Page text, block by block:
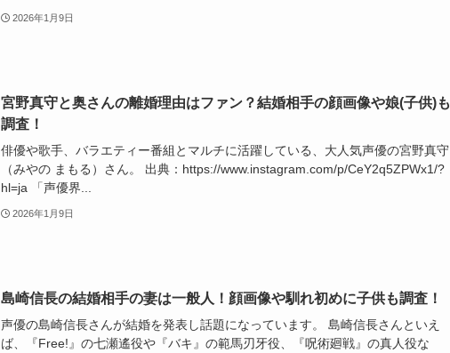
2026年1月9日
宮野真守と奥さんの離婚理由はファン？結婚相手の顔画像や娘(子供)も
調査！
俳優や歌手、バラエティー番組とマルチに活躍している、大人気声優の宮野真守
（みやの まもる）さん。 出典：https://www.instagram.com/p/CeY2q5ZPWx1/?
hl=ja 「声優界...
2026年1月9日
島崎信長の結婚相手の妻は一般人！顔画像や馴れ初めに子供も調査！
声優の島崎信長さんが結婚を発表し話題になっています。 島崎信長さんといえ
ば、『Free!』の七瀬遙役や『バキ』の範馬刃牙役、『呪術廻戦』の真人役な